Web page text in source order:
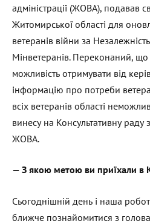
адміністрації (ЖОВА), подавав
Житомирської області для
ветеранів війни за
Мінветеранів. Переконаний, що
можливість отримувати від
інформацію про потреби
всіх ветеранів області
винесу на Консультативну раду
ЖОВА.
— З якою метою ви приїхали в
Сьогоднішній день і наша
ближче познайомитися з